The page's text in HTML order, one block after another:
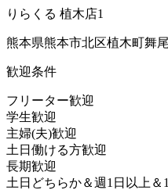
りらくる 植木店1
熊本県熊本市北区植木町舞尾
歓迎条件
フリーター歓迎
学生歓迎
主婦(夫)歓迎
土日働ける方歓迎
長期歓迎
土日どちらか＆週1日以上＆